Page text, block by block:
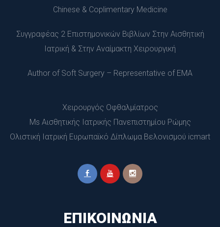
Chinese & Coplimentary Medicine
Συγγραφέας 2 Επιστημονικών Βιβλίων Στην Αισθητική
Ιατρική & Στην Αναίμακτη Χειρουργική
Author of Soft Surgery – Representative of EMA
Χειρουργός Οφθαλμίατρος
Ms Αισθητικής Ιατρικής Πανεπιστημίου Ρώμης
Ολιστική Ιατρική Ευρωπαϊκό Δίπλωμα Βελονισμού icmart
ΕΠΙΚΟΙΝΩΝΊΑ